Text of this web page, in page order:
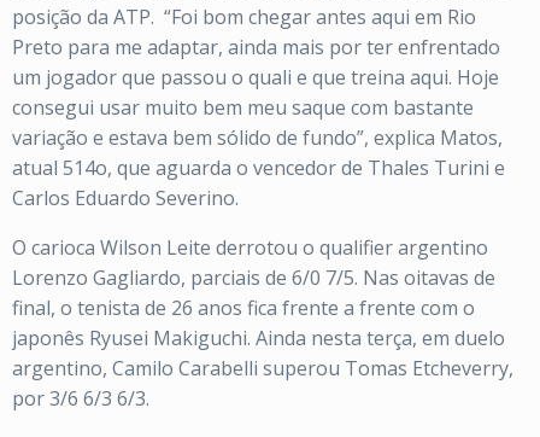
posição da ATP. “Foi bom chegar antes aqui em Rio
Preto para me adaptar, ainda mais por ter enfrentado
um jogador que passou o quali e que treina aqui. Hoje
consegui usar muito bem meu saque com bastante
variação e estava bem sólido de fundo”, explica Matos,
atual 514o, que aguarda o vencedor de Thales Turini e
Carlos Eduardo Severino.
O carioca Wilson Leite derrotou o qualifier argentino
Lorenzo Gagliardo, parciais de 6/0 7/5. Nas oitavas de
final, o tenista de 26 anos fica frente a frente com o
japonês Ryusei Makiguchi. Ainda nesta terça, em duelo
argentino, Camilo Carabelli superou Tomas Etcheverry,
por 3/6 6/3 6/3.